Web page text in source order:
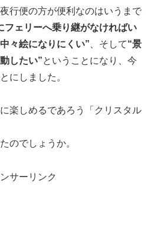
行便の方が便利なのはいうまで
フェリーへ乗り継がなければい
々絵になりにくい” 、そして“景
したい”ということになり、今
にしました。
楽しめるであろう「クリスタル
のでしょうか。
サーリンク